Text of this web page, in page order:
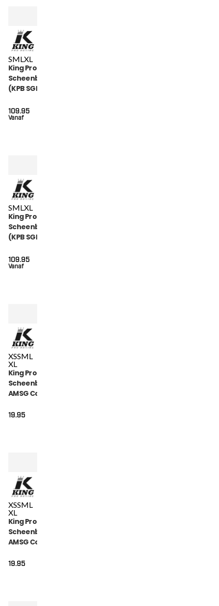
SML XL
King Pro Boxing THOR
Scheenbeschermers
(KPB SGL THOR WH)
Vanaf
109.95
SMLXL
King Pro Boxing THOR
Scheenbeschermers
(KPB SGL THOR BK)
Vanaf
109.95
XSSML
XL
King Pro Boxing
Scheenbeschermers
AMSG Cotton (KPB
19.95
XSSML
XL
King Pro Boxing
Scheenbeschermers
AMSG Cotton (KPB
19.95